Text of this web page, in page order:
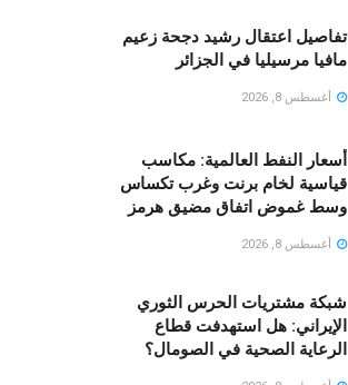
تفاصيل اعتقال رشيد دجحة زعيم
مافيا مرسيليا في الجزائر
أغسطس 8, 2026
أسعار النفط العالمية: مكاسب
قياسية لخام برنت وغرب تكساس
وسط غموض اتفاق مضيق هرمز
أغسطس 8, 2026
شبكة مشتريات الحرس الثوري
الإيراني: هل استهدفت قطاع
الرعاية الصحية في الصومال؟